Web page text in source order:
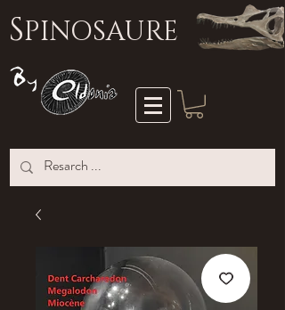
SPINOSAURE